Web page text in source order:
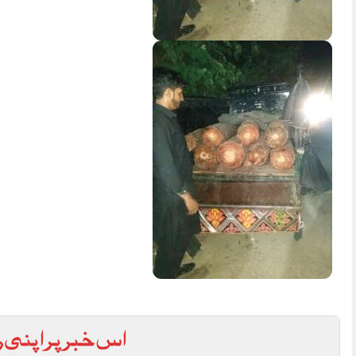
اس خبر پر اپنی